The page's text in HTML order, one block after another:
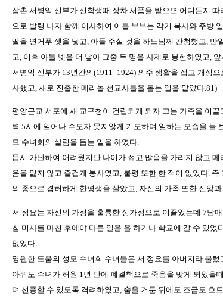
삼촌 서병익 신부가 신학생때 장차 서품을 받으면 어디든지
으로 발령 나자 함께 이사하여 이들 부부는 각기 복사와 주방
딸을 연거푸 셋을 낳고, 아들 주실 것을 하느님께 간청했고,
고, 이후 아들 넷을 더 낳아 그중 두 명을 사제로 봉헌하였고,
서병익 신부가 13년간의(1911- 1924) 의주 생활을 접고 개성
사했고, 새로 진출한 메리놀 선교사들을 돕는 일을 맡았다.81)
평양근교 서포에 새 교구청이 건립되게 되자 그는 가족을 이
벽 5시에 일어나 수도자 못지않게 기도하며 일하는 모습을 늘
모 수녀회의 살림을 돕는 일을 하였다.
몹시 가난하여 어려웠지만 나이가 젊고 많음을 가리지 않고
음을 잃지 않고 즐겁게 봉사였고, 불평 또한 한 적이 없었다.
의 종으로 겸허하게 한평생을 살았고, 자신의 가족 또한 신앙
서 정요는 자신의 가정을 훌륭한 성가정으로 이끌었는데 7남
침 미사를 마친 후에야 다른 일을 을 하거나 학교에 갈 수 있
없었다.
영원한 도움의 성모 수녀회 수녀들은 서 정요를 아버지라 불
아퀴노 수녀가 허원 1년 만에 폐결핵으로 죽음을 맞게 되었을
며 선종할 수 있도록 격려하였고, 숨을 거둔 뒤에도 조금도 흐